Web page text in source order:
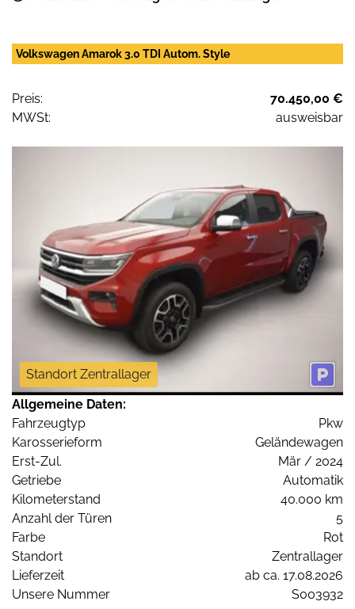
Volkswagen Amarok 3.0 TDI Autom. Style
Preis:
70.450,00 €
MWSt:
ausweisbar
Standort Zentrallager
Allgemeine Daten:
Fahrzeugtyp
Pkw
Karosserieform
Geländewagen
Erst-Zul.
Mär / 2024
Getriebe
Automatik
Kilometerstand
40.000 km
Anzahl der Türen
5
Farbe
Rot
Standort
Zentrallager
Lieferzeit
ab ca. 17.08.2026
Unsere Nummer
S003932